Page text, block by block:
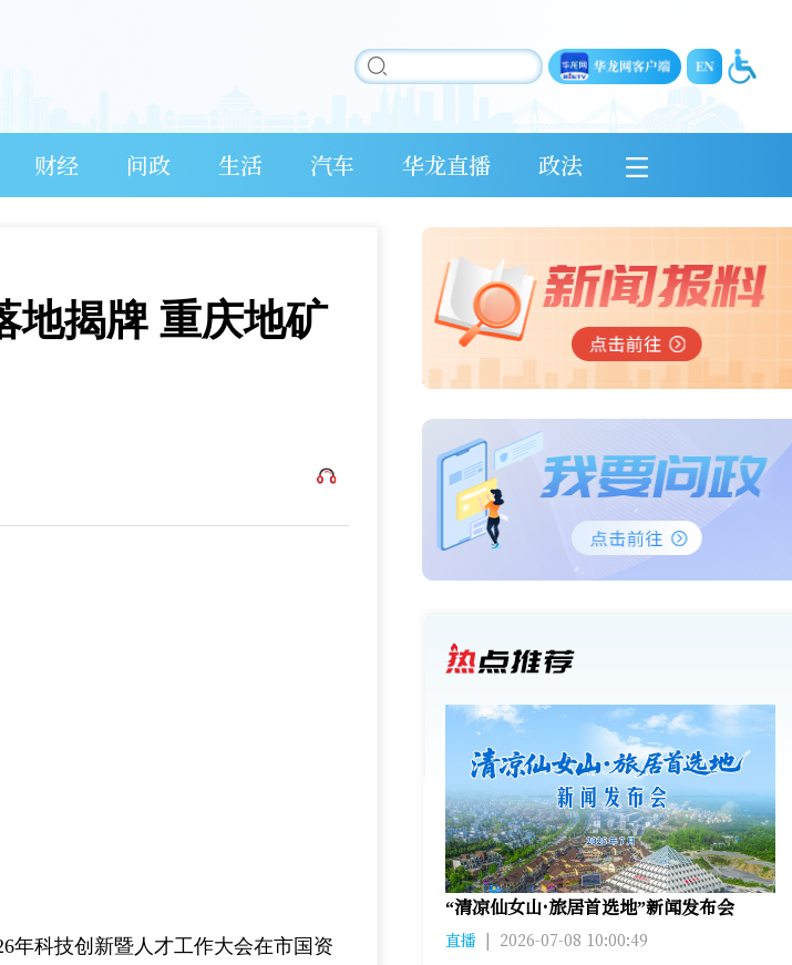
财经 问政 生活 汽车 华龙直播 政法
地揭牌 重庆地矿
年科技创新暨人才工作大会在市国资
“清凉仙女山·旅居首选地”新闻发布会
直播 | 2026-07-08 10:00:49